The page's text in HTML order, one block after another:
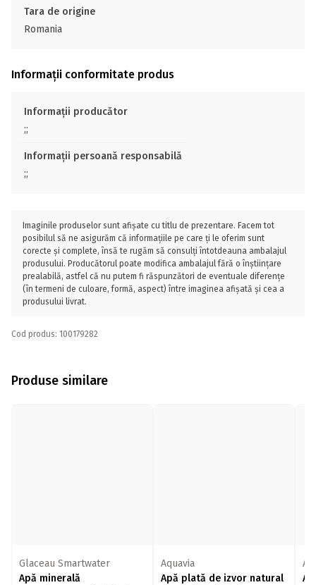
Tara de origine
Romania
Informații conformitate produs
Informații producător
;;
Informații persoană responsabilă
;;
Imaginile produselor sunt afișate cu titlu de prezentare. Facem tot
posibilul să ne asigurăm că informațiile pe care ți le oferim sunt
corecte și complete, însă te rugăm să consulți întotdeauna ambalajul
produsului. Producătorul poate modifica ambalajul fără o înștiințare
prealabilă, astfel că nu putem fi răspunzători de eventuale diferențe
(în termeni de culoare, formă, aspect) între imaginea afișată și cea a
produsului livrat.
Cod produs: 100179282
Produse similare
Glaceau Smartwater
Apă minerală
Aquavia
Apă plată de izvor natural